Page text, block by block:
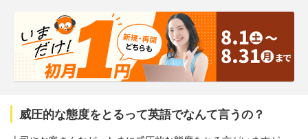
威圧的な態度をとるって英語でなんて言うの？